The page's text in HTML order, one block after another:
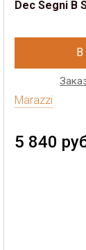
Dec Segni B
В
Marazzi
5 840